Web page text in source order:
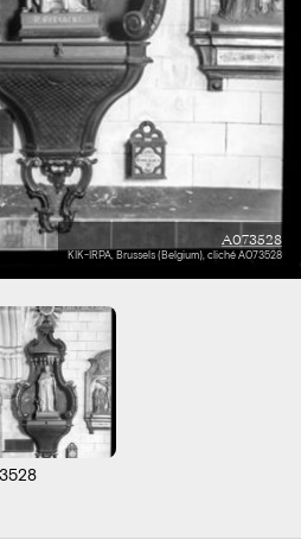
A073528
KIK-IRPA, Brussels (Belgium), cliché A073528